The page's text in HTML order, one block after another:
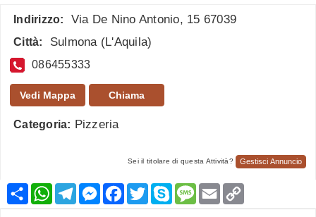
Indirizzo: Via De Nino Antonio, 15 67039
Città: Sulmona (L'Aquila)
086455333
Vedi Mappa Chiama
Categoria: Pizzeria
Sei il titolare di questa Attività? Gestisci Annuncio
CondividiWhatsApp
TelegramMessenger
Facebook
TwitterSkypeMessage
Email